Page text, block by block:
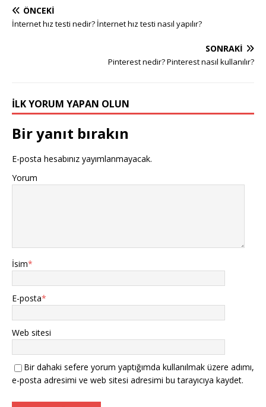
ÖNCEKI
İnternet hız testi nedir? İnternet hız testi nasıl yapılır?
SONRAKI
Pinterest nedir? Pinterest nasıl kullanılır?
İLK YORUM YAPAN OLUN
Bir yanıt bırakın
E-posta hesabınız yayımlanmayacak.
Yorum
İsim*
E-posta*
Web sitesi
Bir dahaki sefere yorum yaptığımda kullanılmak üzere adımı,
e-posta adresimi ve web sitesi adresimi bu tarayıcıya kaydet.